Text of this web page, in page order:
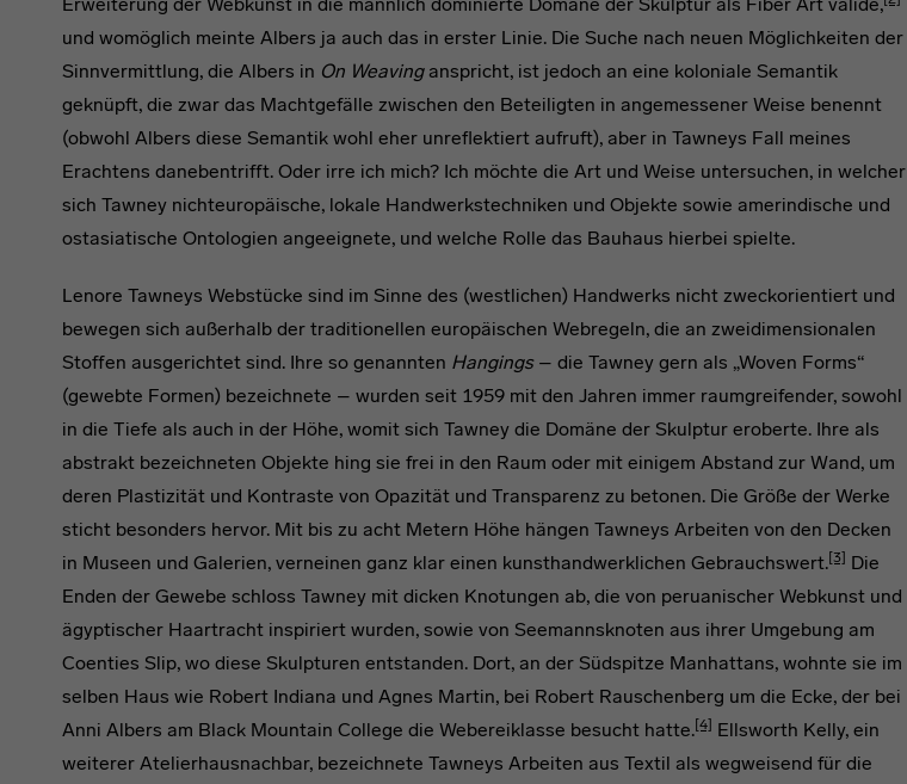
und womöglich meinte Albers ja auch das in erster Linie. Die Suche nach neuen Möglichkeiten der
Sinnvermittlung, die Albers in On Weavinganspricht, ist jedoch an eine koloniale Semantik
geknüpft, die zwar das Machtgefälle zwischen den Beteiligten in angemessener Weise benennt
(obwohl Albers diese Semantik wohl eher unreflektiert aufruft), aber in Tawneys Fall meines
Erachtens danebentrifft. Oder irre ich mich? Ich möchte die Art und Weise untersuchen, in welcher
sich Tawney nichteuropäische, lokale Handwerkstechniken und Objekte sowie amerindische und
ostasiatische Ontologien angeeignete, und welche Rolle das Bauhaus hierbei spielte.
Lenore Tawneys Webstücke sind im Sinne des (westlichen) Handwerks nicht zweckorientiert und
bewegen sich außerhalb der traditionellen europäischen Webregeln, die an zweidimensionalen
Stoffen ausgerichtet sind. Ihre so genannten Hangings– die Tawney gern als „Woven Forms“
(gewebte Formen) bezeichnete – wurden seit 1959 mit den Jahren immer raumgreifender, sowohl
in die Tiefe als auch in der Höhe, womit sich Tawney die Domäne der Skulptur eroberte. Ihre als
abstrakt bezeichneten Objekte hing sie frei in den Raum oder mit einigem Abstand zur Wand, um
deren Plastizität und Kontraste von Opazität und Transparenz zu betonen. Die Größe der Werke
sticht besonders hervor. Mit bis zu acht Metern Höhe hängen Tawneys Arbeiten von den Decken
in Museen und Galerien, verneinen ganz klar einen kunsthandwerklichen Gebrauchswert.[3] Die
Enden der Gewebe schloss Tawney mit dicken Knotungen ab, die von peruanischer Webkunst und
ägyptischer Haartracht inspiriert wurden, sowie von Seemannsknoten aus ihrer Umgebung am
Coenties Slip, wo diese Skulpturen entstanden. Dort, an der Südspitze Manhattans, wohnte sie im
selben Haus wie Robert Indiana und Agnes Martin, bei Robert Rauschenberg um die Ecke, der bei
Anni Albers am Black Mountain College die Webereiklasse besucht hatte.[4] Ellsworth Kelly, ein
weiterer Atelierhausnachbar, bezeichnete Tawneys Arbeiten aus Textil als wegweisend für die